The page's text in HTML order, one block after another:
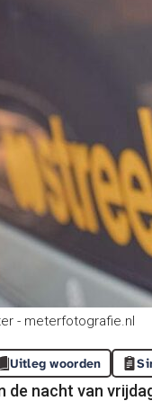
- meterfotografie.nl
Uitleg woorden
de nacht van